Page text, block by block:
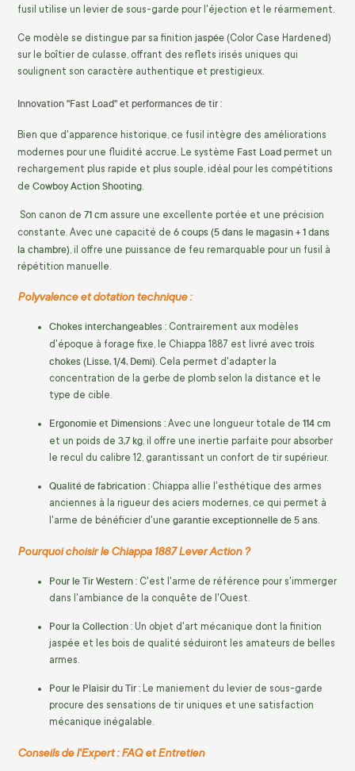
fusil utilise un levier de sous-garde pour l'éjection et le réarmement.
Ce modèle se distingue par sa finition jaspée (Color Case Hardened)
sur le boîtier de culasse, offrant des reflets irisés uniques qui
soulignent son caractère authentique et prestigieux.
Innovation "Fast Load" et performances de tir :
Bien que d'apparence historique, ce fusil intègre des améliorations
modernes pour une fluidité accrue. Le système Fast Load permet un
rechargement plus rapide et plus souple, idéal pour les compétitions
de Cowboy Action Shooting
Son canon de 71 cm assure une excellente portée et une précision
constante. Avec une capacité de 6 coups (5 dans le magasin + 1 dans
la chambre) , il offre une puissance de feu remarquable pour un fusil à
répétition manuelle.
Polyvalence et dotation technique :
Chokes interchangeables : Contrairement aux modèles
d'époque à forage fixe, le Chiappa 1887 est livré avec trois
chokes (Lisse, 1/4, Demi). Cela permet d'adapter la
concentration de la gerbe de plomb selon la distance et le
type de cible.
Ergonomie et Dimensions : Avec une longueur totale de 114 cm
et un poids de 3,7 kg, il offre une inertie parfaite pour absorber
le recul du calibre 12, garantissant un confort de tir supérieur.
Qualité de fabrication : Chiappa allie l'esthétique des armes
anciennes à la rigueur des aciers modernes, ce qui permet à
l'arme de bénéficier d'une garantie exceptionnelle de 5 ans.
Pourquoi choisir le Chiappa 1887 Lever Action ?
Pour le Tir Western : C'est l'arme de référence pour s'immerger
dans l'ambiance de la conquête de l'Ouest.
Pour la Collection : Un objet d'art mécanique dont la finition
jaspée et les bois de qualité séduiront les amateurs de belles
armes.
Pour le Plaisir du Tir : Le maniement du levier de sous-garde
procure des sensations de tir uniques et une satisfaction
mécanique inégalable.
Conseils de l'Expert : FAQ et Entretien